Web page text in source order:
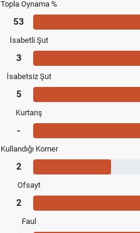
Topla Oynama %
53
İsabetli Şut
3
İsabetsiz Şut
5
Kurtarış
-
Kullandığı Korner
2
Ofsayt
2
Faul